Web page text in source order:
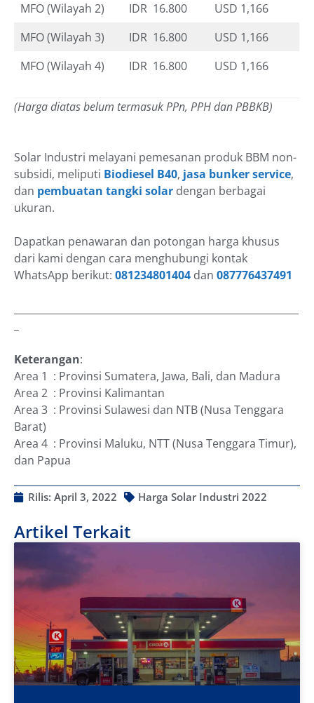
MFO (Wilayah 2) IDR 16.800
USD 1,166
MFO (Wilayah 3)
IDR 16.800
USD 1,166
MFO (Wilayah 4)
IDR 16.800 USD 1,166
(Harga diatas belum termasuk PPn, PPH dan PBBKB)
Solar Industri melayani pemesanan produk BBM non-
subsidi, meliputi Biodiesel B40, jasa bunker service,
dan pembuatan tangki solar dengan berbagai
ukuran.
Dapatkan penawaran dan potongan harga khusus
dari kami dengan cara menghubungi kontak
WhatsApp berikut: 081234801404 dan 087776437491
Keterangan:
Area 1 : Provinsi Sumatera, Jawa, Bali, dan Madura
Area 2 : Provinsi Kalimantan
Area 3 : Provinsi Sulawesi dan NTB (Nusa Tenggara
Barat)
Area 4 : Provinsi Maluku, NTT (Nusa Tenggara Timur),
dan Papua
Rilis: April 3, 2022 Harga Solar Industri 2022
Artikel Terkait